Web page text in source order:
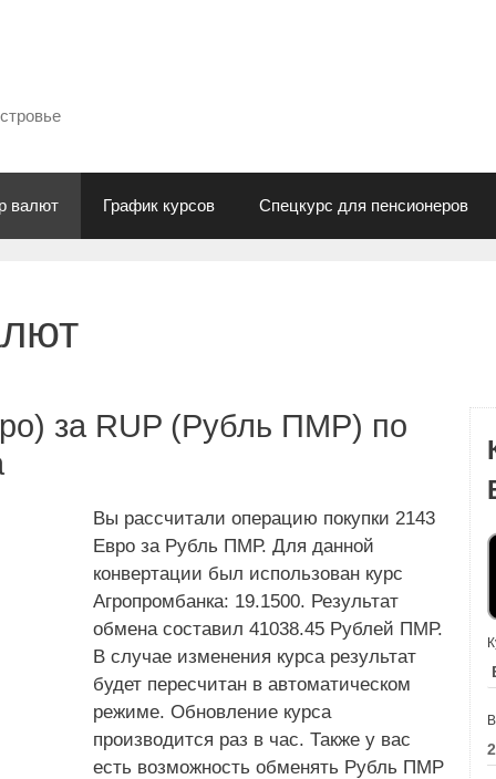
валют График курсов Спецкурс для пенсионеров
за RUP (Рубль ПМР) по
Вы рассчитали операцию покупки 2143
Евро за Рубль ПМР. Для данной
конвертации был использован курс
Агропромбанка: 19.1500. Результат
обмена составил 41038.45 Рублей ПМР.
В случае изменения курса результат
будет пересчитан в автоматическом
режиме. Обновление курса
производится раз в час. Также у вас
есть возможность обменять Рубль ПМР